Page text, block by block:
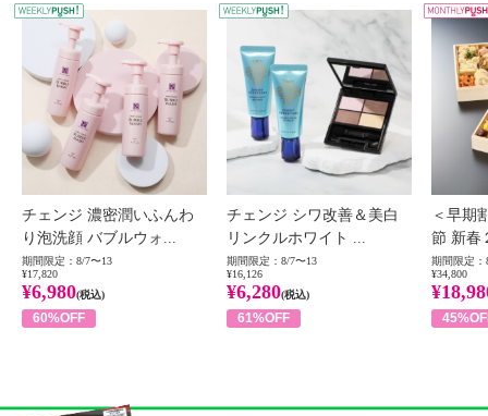
WEEKLY PUSH
チェンジ 濃密潤いふんわ
り泡洗顔 バブルウォ...
期間限定：8/7〜13
¥17,820
¥6,980(税込)
60%OFF
チェンジ シワ改善＆美白
リンクルホワイト ...
期間限定：8/7〜13
¥16,126
¥6,280(税込)
61%OFF
＜早期
節 新春
期間限定：
¥34,800